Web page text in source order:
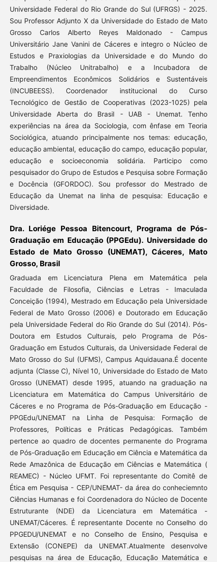
Universidade Federal do Rio Grande do Sul (UFRGS) - 2025.
Sou Professor Adjunto X da Universidade do Estado de Mato
Grosso Carlos Alberto Reyes Maldonado - Campus
Universitário Jane Vanini de Cáceres e integro o Núcleo de
Estudos e Praxiologias da Universidade e do Mundo do
Trabalho (Núcleo Unitrabalho) e a Incubadora de
Empreendimentos Econômicos Solidários e Sustentáveis
(INCUBEESS). Coordenador institucional do Curso
Tecnológico de Gestão de Cooperativas (2023-1025) pela
Universidade Aberta do Brasil - UAB - Unemat. Tenho
experiências na área da Sociologia, com ênfase em Teoria
Sociológica, atuando principalmente nos temas: educação,
educação ambiental, educação do campo, educação popular,
educação e socioeconomia solidária. Participo como
pesquisador do Grupo de Estudos e Pesquisa sobre Formação
e Docência (GFORDOC). Sou professor do Mestrado de
Educação da Unemat na linha de pesquisa: Educação e
Diversidade.
Dra. Loriége Pessoa Bitencourt, Programa de Pós-
Graduação em Educação (PPGEdu). Universidade do
Estado de Mato Grosso (UNEMAT), Cáceres, Mato
Grosso, Brasil
Graduada em Licenciatura Plena em Matemática pela
Faculdade de Filosofia, Ciências e Letras - Imaculada
Conceição (1994), Mestrado em Educação pela Universidade
Federal de Mato Grosso (2006) e Doutorado em Educação
pela Universidade Federal do Rio Grande do Sul (2014). Pós-
Doutora em Estudos Culturais, pelo Programa de Pós-
Graduação em Estudos Culturais, da Universidade Federal de
Mato Grosso do Sul (UFMS), Campus Aquidauana.É docente
adjunta (Classe C), Nível 10, Universidade do Estado de Mato
Grosso (UNEMAT) desde 1995, atuando na graduação na
Licenciatura em Matemática do Campus Universitário de
Cáceres e no Programa de Pós-Graduação em Educação -
PPGEdu/UNEMAT na Linha de Pesquisa: Formação de
Professores, Políticas e Práticas Pedagógicas. Também
pertence ao quadro de docentes permanente do Programa
de Pós-Graduação em Educação em Ciência e Matemática da
Rede Amazônica de Educação em Ciências e Matemática (
REAMEC) - Núcleo UFMT. Foi representante do Comitê de
Ética em Pesquisa - CEP/UNEMAT- da área do conheciemnto
Ciências Humanas e foi Coordenadora do Núcleo de Docente
Estruturante (NDE) da Licenciatura em Matemática -
UNEMAT/Cáceres. É representante Docente no Conselho do
PPGEDU/UNEMAT e no Conselho de Ensino, Pesquisa e
Extensão (CONEPE) da UNEMAT.Atualmente desenvolve
pesquisas na área de Educação, Educação Matemática e